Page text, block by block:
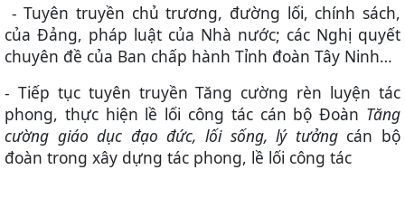
- Tuyên truyền chủ trương, đường lối, chính sách,
của Đảng, pháp luật của Nhà nước; các Nghị quyết
chuyên đề của Ban chấp hành Tỉnh đoàn Tây Ninh…
- Tiếp tục tuyên truyền Tăng cường rèn luyện tác
phong, thực hiện lề lối công tác cán bộ Đoàn Tăng
cường giáo dục đạo đức, lối sống, lý tưởng cán bộ
đoàn trong xây dựng tác phong, lề lối công tác